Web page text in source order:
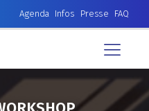
Agenda Infos Presse FAQ